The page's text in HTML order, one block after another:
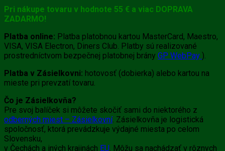
Pri nákupe tovaru v hodnote 55 € a viac DOPRAVA
ZADARMO!
Platba online: Platba platobnou kartou MasterCard, Maestro,
VISA, VISA Electron, Diners Club. Platby sú realizované
prostredníctvom bezpečnej platobnej brány GP WebPay ).
Platba v Zásielkovni: hotovosť (dobierka) alebo kartou na
mieste pri prevzatí tovaru.
Čo je Zásielkovňa?
Pre svoj balíček si môžete skočiť sami do niektorého z
odberných miest – Zásielkovní. Zásielkovňa je logistická
spoločnosť, ktorá prevádzkuje výdajné miesta po celom
Slovensku,
v Čechách a iných krajinách EU. Môžu sa nachádzať v rôznych